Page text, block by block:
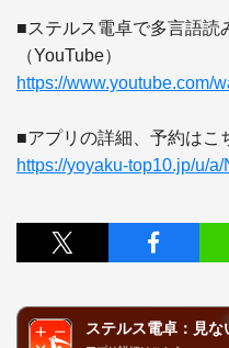
■ステルス電卓で多言語読
https://www.youtube.com/
https://yoyaku-top10.jp/u/